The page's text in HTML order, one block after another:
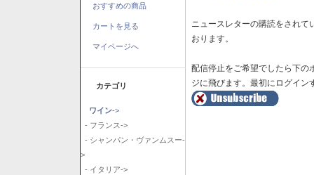
おすすめの商品
カートを見る
マイページへ
カテゴリ
ワイン->
- フランス->
- シャンパン・ヴァンムスー-
>
- イタリア->
ニュースレターの購読をされ
おります。
配信停止をご希望でしたら下の
ジに飛びます。最初にログイン